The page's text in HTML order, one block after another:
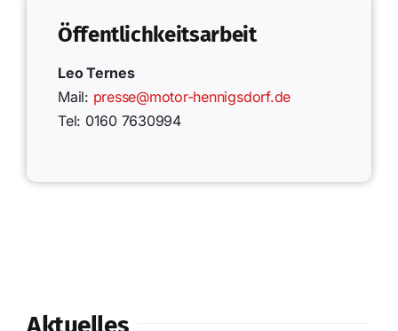
Öffentlichkeitsarbeit
Leo Ternes
Mail: presse@motor-hennigsdorf.de
Tel: 0160 7630994